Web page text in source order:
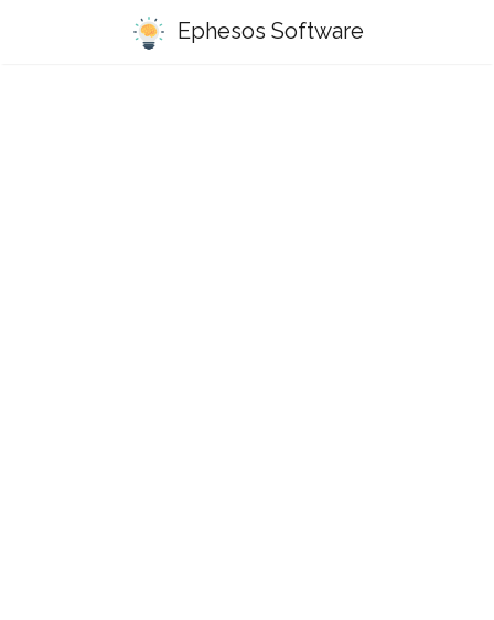
Ephesos Software